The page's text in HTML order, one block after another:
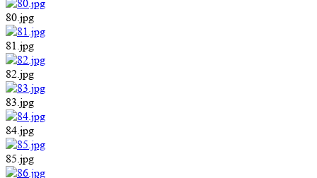
80.jpg
81.jpg
82.jpg
83.jpg
84.jpg
85.jpg